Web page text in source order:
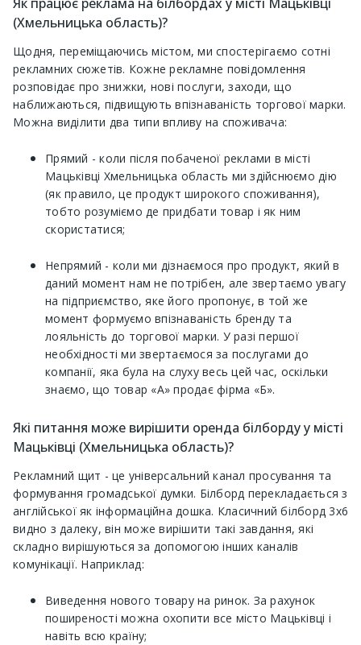
(Хмельницька область)?
Щодня, переміщаючись містом, ми спостерігаємо сотні
рекламних сюжетів. Кожне рекламне повідомлення
розповідає про знижки, нові послуги, заходи, що
наближаються, підвищують впізнаваність торгової марки.
Можна виділити два типи впливу на споживача:
Прямий - коли після побаченої реклами в місті
Мацьківці Хмельницька область ми здійснюємо дію
(як правило, це продукт широкого споживання),
тобто розуміємо де придбати товар і як ним
скористатися;
Непрямий - коли ми дізнаємося про продукт, який в
даний момент нам не потрібен, але звертаємо увагу
на підприємство, яке його пропонує, в той же
момент формуємо впізнаваність бренду та
лояльність до торгової марки. У разі першої
необхідності ми звертаємося за послугами до
компанії, яка була на слуху весь цей час, оскільки
знаємо, що товар «А» продає фірма «Б».
Які питання може вирішити оренда білборду у місті
Мацьківці (Хмельницька область)?
Рекламний щит - це універсальний канал просування та
формування громадської думки. Білборд перекладається з
англійської як інформаційна дошка. Класичний білборд 3х6
видно з далеку, він може вирішити такі завдання, які
складно вирішуються за допомогою інших каналів
комунікації. Наприклад:
Виведення нового товару на ринок. За рахунок
поширеності можна охопити все місто Мацьківці і
навіть всю країну;